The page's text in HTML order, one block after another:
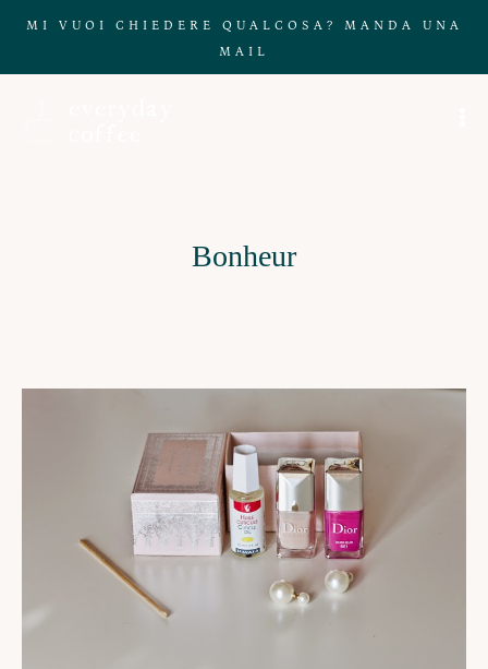
MI VUOI CHIEDERE QUALCOSA? MANDA UNA
MAIL
Bonheur